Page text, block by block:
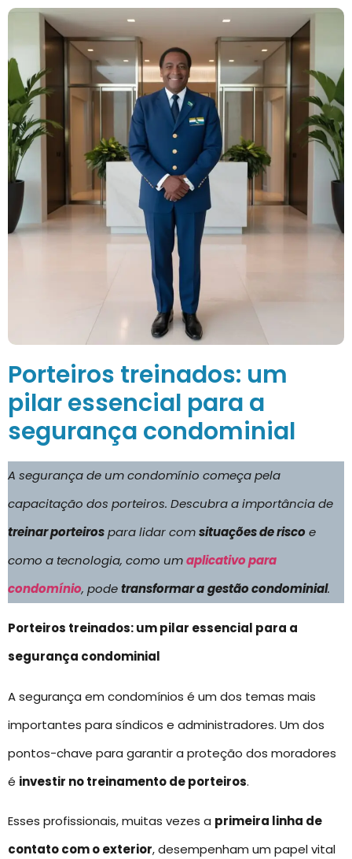
Porteiros treinados: um
pilar essencial para a
segurança condominial
A segurança de um condomínio começa pela
capacitação dos porteiros. Descubra a importância de
treinar porteirospara lidar comsituações de riscoe
como a tecnologia, como umaplicativo para
condomínio, podetransformar agestão condominial.
Porteiros treinados: um pilar essencial para a
segurança condominial
A segurança em condomínios é um dos temas mais
importantes para síndicos e administradores. Um dos
pontos-chave para garantir a proteção dos moradores
é investir no treinamento de porteiros.
Esses profissionais, muitas vezes a primeira linha de
contato com o exterior, desempenham um papel vital